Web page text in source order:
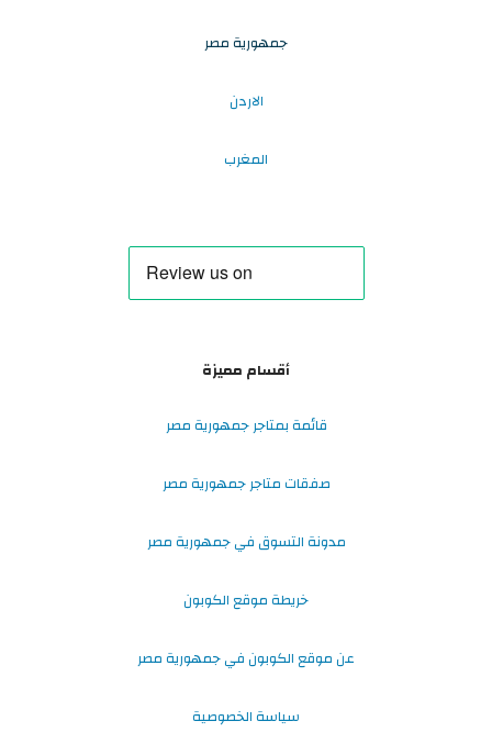
جمهورية مصر
الاردن
المغرب
أقسام مميزة
قائمة بمتاجر جمهورية مصر
صفقات متاجر جمهورية مصر
مدونة التسوق في جمهورية مصر
خريطة موقع الكوبون
عن موقع الكوبون في جمهورية مصر
سياسة الخصوصية